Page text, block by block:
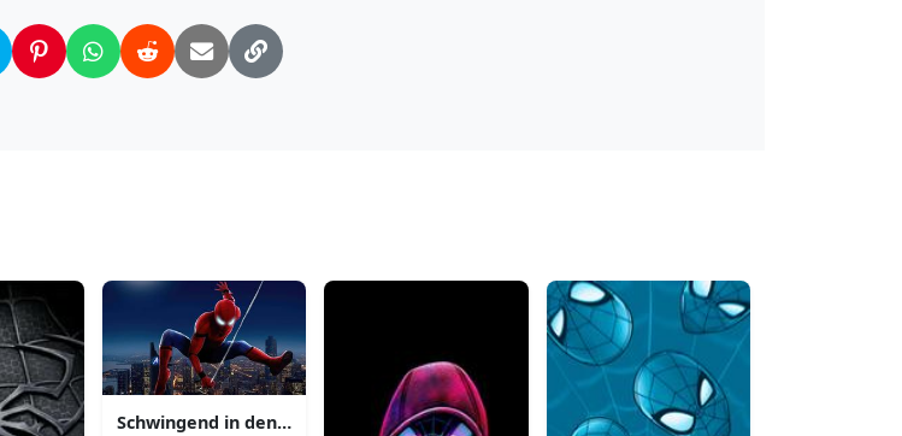
Schwingend in den himmel um den tag zu retten spider man